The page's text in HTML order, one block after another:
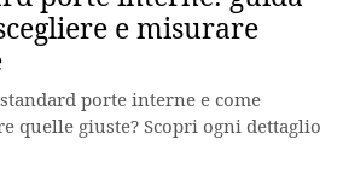
e misurare
porte interne e come
quelle giuste? Scopri ogni dettaglio